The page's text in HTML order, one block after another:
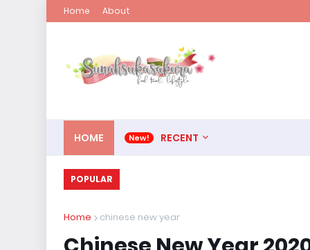
Home About
HOME RECENT
POPULAR
Home chinese new year